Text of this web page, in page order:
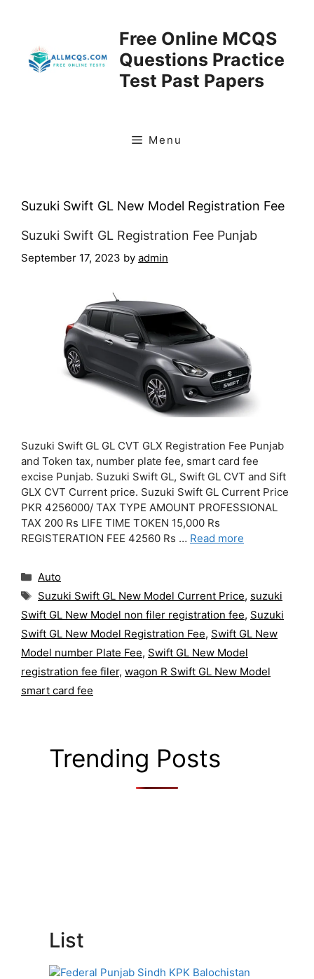
Free Online MCQS
Questions Practice
Test Past Papers
Menu
Suzuki Swift GL New Model Registration Fee
Suzuki Swift GL Registration Fee Punjab
September 17, 2023 by admin
Suzuki Swift GL GL CVT GLX Registration Fee Punjab
and Token tax, number plate fee, smart card fee
excise Punjab. Suzuki Swift GL, Swift GL CVT and Sift
GLX CVT Current price. Suzuki Swift GL Current Price
PKR 4256000/ TAX TYPE AMOUNT PROFESSIONAL
TAX 200 Rs LIFE TIME TOKEN 15,000 Rs
REGISTERATION FEE 42560 Rs … Read more
Categories
Auto
Tags
Suzuki Swift GL New Model Current Price, suzuki
Swift GL New Model non filer registration fee, Suzuki
Swift GL New Model Registration Fee, Swift GL New
Model number Plate Fee, Swift GL New Model
registration fee filer, wagon R Swift GL New Model
smart card fee
Trending Posts
List